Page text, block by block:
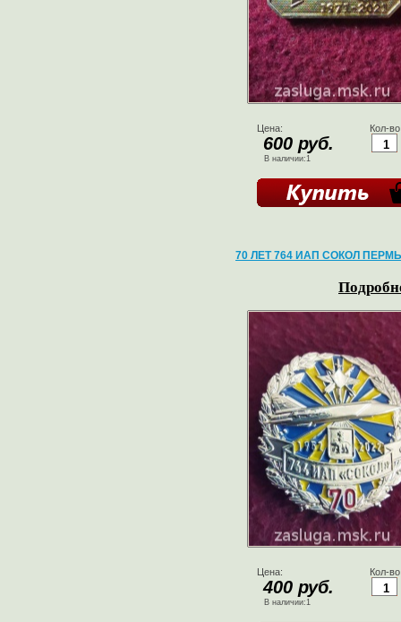
Цена:
600 руб.
В наличии:1
Кол-
70 ЛЕТ 764 ИАП СОКОЛ ПЕРМЬ
Цена:
400 руб.
В наличии:1
Кол-